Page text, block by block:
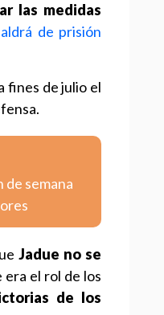
las medidas
de prisión
fines de julio el
semana
Jadue no se
era el rol de los
de los